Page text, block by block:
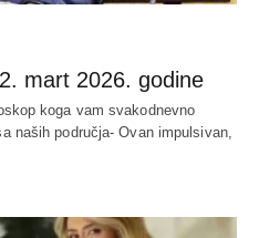
mart 2026. godine
koga vam svakodnevno
naših područja- Ovan impulsivan,